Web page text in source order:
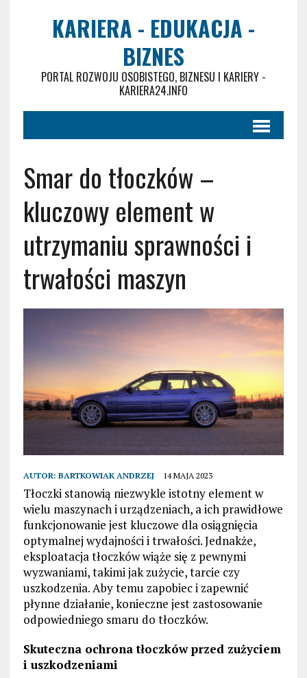
KARIERA - EDUKACJA -
BIZNES
PORTAL ROZWOJU OSOBISTEGO, BIZNESU I KARIERY -
KARIERA24.INFO
Smar do tłoczków –
kluczowy element w
utrzymaniu sprawności i
trwałości maszyn
AUTOR: BARTKOWIAK ANDRZEJ 14 MAJA 2023
Tłoczki stanowią niezwykle istotny element w
wielu maszynach i urządzeniach, a ich prawidłowe
funkcjonowanie jest kluczowe dla osiągnięcia
optymalnej wydajności i trwałości. Jednakże,
eksploatacja tłoczków wiąże się z pewnymi
wyzwaniami, takimi jak zużycie, tarcie czy
uszkodzenia. Aby temu zapobiec i zapewnić
płynne działanie, konieczne jest zastosowanie
odpowiedniego smaru do tłoczków.
Skuteczna ochrona tłoczków przed zużyciem
i uszkodzeniami